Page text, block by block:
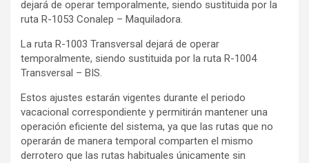
dejará de operar temporalmente, siendo sustituida por la
ruta R-1053 Conalep – Maquiladora.
La ruta R-1003 Transversal dejará de operar
temporalmente, siendo sustituida por la ruta R-1004
Transversal – BIS.
Estos ajustes estarán vigentes durante el periodo
vacacional correspondiente y permitirán mantener una
operación eficiente del sistema, ya que las rutas que no
operarán de manera temporal comparten el mismo
derrotero que las rutas habituales únicamente sin